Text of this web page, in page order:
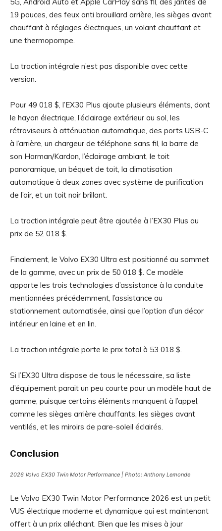
19 pouces, des feux anti brouillard arrière, les sièges avant
chauffant à réglages électriques, un volant chauffant et
une thermopompe.
La traction intégrale n’est pas disponible avec cette
version.
Pour 49 018 $, l’EX30 Plus ajoute plusieurs éléments, dont
le hayon électrique, l’éclairage extérieur au sol, les
rétroviseurs à atténuation automatique, des ports USB-C
à l’arrière, un chargeur de téléphone sans fil, la barre de
son Harman/Kardon, l’éclairage ambiant, le toit
panoramique, un béquet de toit, la climatisation
automatique à deux zones avec système de purification
de l’air, et un toit noir brillant.
La traction intégrale peut être ajoutée à l’EX30 Plus au
prix de 52 018 $.
Finalement, le Volvo EX30 Ultra est positionné au sommet
de la gamme, avec un prix de 50 018 $. Ce modèle
apporte les trois technologies d’assistance à la conduite
mentionnées précédemment, l’assistance au
stationnement automatisée, ainsi que l’option d’un décor
intérieur en laine et en lin.
La traction intégrale porte le prix total à 53 018 $.
Si l’EX30 Ultra dispose de tous le nécessaire, sa liste
d’équipement parait un peu courte pour un modèle haut de
gamme, puisque certains éléments manquent à l’appel,
comme les sièges arrière chauffants, les sièges avant
ventilés, et les miroirs de pare-soleil éclairés.
Conclusion
2026 Volvo EX30 Twin Motor Performance | Photo: Anthony Lemonde
Le Volvo EX30 Twin Motor Performance 2026 est un petit
VUS électrique moderne et dynamique qui est maintenant
offert à un prix alléchant. Bien que les mises à jour